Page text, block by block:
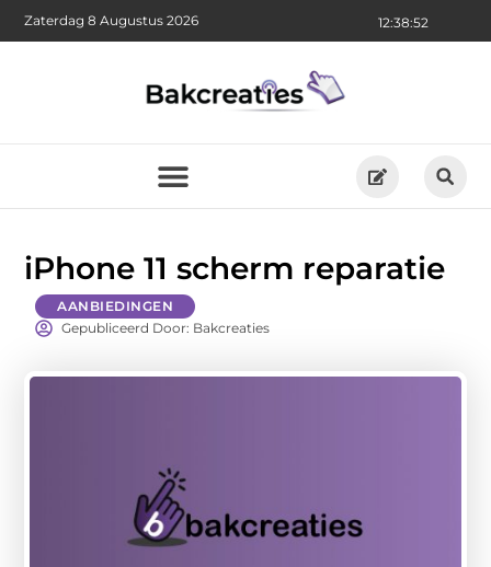
12:38:54
Zaterdag 8 Augustus 2026
iPhone 11 scherm reparatie
AANBIEDINGEN
Gepubliceerd Door: Bakcreaties